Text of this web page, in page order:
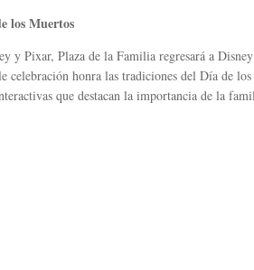
los Muertos
y Pixar, Plaza de la Familia regresará a
celebración honra las tradiciones del Día de
que destacan la importancia de la